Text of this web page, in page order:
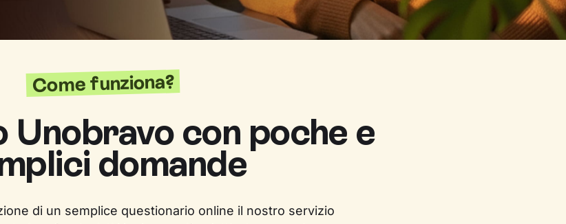
Come funziona?
Unobravo con poche e
domande
di un semplice questionario online il nostro servizio